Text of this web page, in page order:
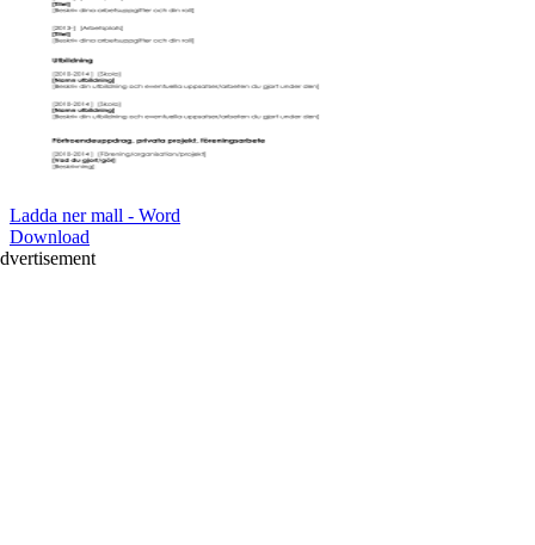
Ladda ner mall - Word
Download